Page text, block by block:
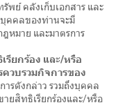
ย์ คลังเก็บเอกสาร และ
คคลของท่านจะมี
หมาย และมาตรการ
รียกร้อง และ/หรือ
วบรวมกิจการของ
รดังกล่าว รวมถึงบุคคล
ยสิทธิเรียกร้องและ/หรือ